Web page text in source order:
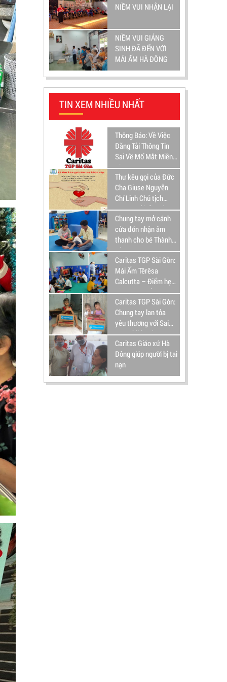
NIỀM VUI NHẬN LẠI
NIỀM VUI GIÁNG
SINH ĐÃ ĐẾN VỚI
MÁI ẤM HÀ ĐÔNG
TIN XEM NHIỀU NHẤT
Thông Báo: Về Việc
Đăng Tải Thông Tin
Sai Về Mổ Mắt Miễn
Phí
Thư kêu gọi của Đức
Cha Giuse Nguyễn
Chí Linh Chủ tịch
HĐGM gửi đồng bào
Công Giáo Việt Nam
Chung tay mở cánh
cửa đón nhận âm
thanh cho bé Thành
Nhân
Caritas TGP Sài Gòn:
Mái Ấm Têrêsa
Calcutta – Điểm hẹn
cho trẻ có tổn
thương não
Caritas TGP Sài Gòn:
Chung tay lan tỏa
yêu thương với Sai
Gon Children's
Charity (SCC)
Caritas Giáo xứ Hà
Đông giúp người bị tai
nạn